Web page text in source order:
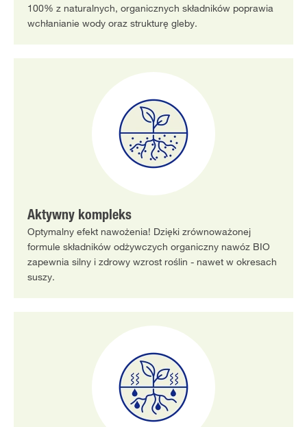
100% z naturalnych, organicznych składników poprawia
wchłanianie wody oraz strukturę gleby.
Aktywny kompleks
Optymalny efekt nawożenia! Dzięki zrównoważonej
formule składników odżywczych organiczny nawóz BIO
zapewnia silny i zdrowy wzrost roślin - nawet w okresach
suszy.